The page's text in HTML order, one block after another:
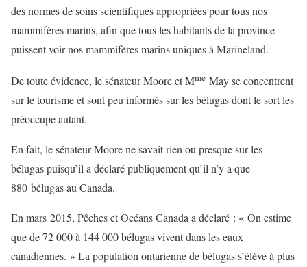
des normes de soins scientifiques appropriées pour tous nos
mammifères marins, afin que tous les habitants de la province
puissent voir nos mammifères marins uniques à Marineland.
De toute évidence, le sénateur Moore et Mme May se concentrent
sur le tourisme et sont peu informés sur les bélugas dont le sort les
préoccupe autant.
En fait, le sénateur Moore ne savait rien ou presque sur les
bélugas puisqu’il a déclaré publiquement qu’il n’y a que
880 bélugas au Canada.
En mars 2015, Pêches et Océans Canada a déclaré : « On estime
que de 72 000 à 144 000 bélugas vivent dans les eaux
canadiennes. » La population ontarienne de bélugas s’élève à plus